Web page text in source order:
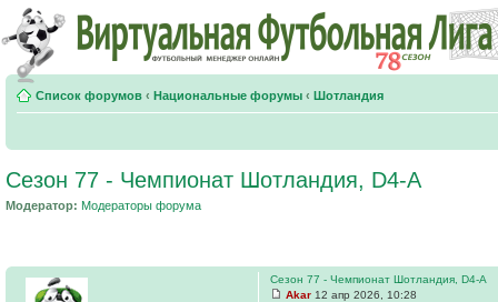
Список форумов ‹ Национальные форумы ‹ Шотландия
Сезон 77 - Чемпионат Шотландия, D4-A
Модератор: Модераторы форума
Сезон 77 - Чемпионат Шотландия, D4-A
Akar 12 апр 2026, 10:28